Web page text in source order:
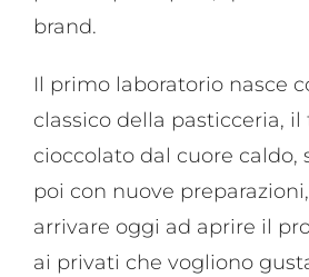
brand.
Il primo laboratorio nasce
classico della pasticceria, il
cioccolato dal cuore caldo,
poi con nuove
arrivare oggi ad aprire il
ai privati che vogliono